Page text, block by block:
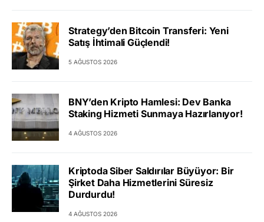
Strategy’den Bitcoin Transferi: Yeni
Satış İhtimali Güçlendi!
5 AĞUSTOS 2026
BNY’den Kripto Hamlesi: Dev Banka
Staking Hizmeti Sunmaya Hazırlanıyor!
4 AĞUSTOS 2026
Kriptoda Siber Saldırılar Büyüyor: Bir
Şirket Daha Hizmetlerini Süresiz
Durdurdu!
4 AĞUSTOS 2026